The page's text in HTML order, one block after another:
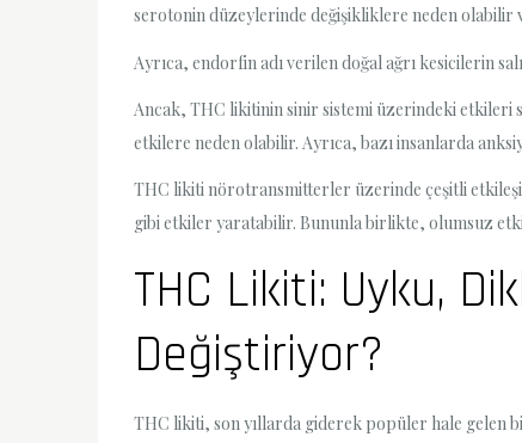
serotonin düzeylerinde değişikliklere neden olabilir
Ayrıca, endorfin adı verilen doğal ağrı kesicilerin
Ancak, THC likitinin sinir sistemi üzerindeki etkileri
etkilere neden olabilir. Ayrıca, bazı insanlarda
THC likiti nörotransmitterler üzerinde çeşitli
gibi etkiler yaratabilir. Bununla birlikte, olumsuz
THC Likiti: Uyku,
Değiştiriyor?
THC likiti, son yıllarda giderek popüler hale gelen